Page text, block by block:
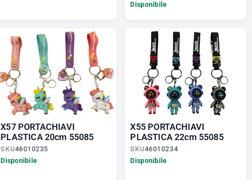
Disponibile
X57 PORTACHIAVI
PLASTICA 20cm 55085
SKU46010235
Disponibile
X55 PORTACHIAVI
PLASTICA 22cm 55085
SKU46010234
Disponibile